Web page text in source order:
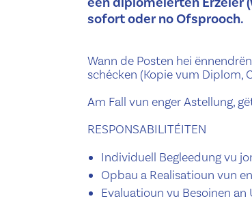
sofort oder no Ofsprooch.
Wann de Posten hei
schécken (Kopie vum Diplom,
Am Fall vun enger Astellung,
RESPONSABILITÉITEN
Individuell Begleedung vu
Opbau a Realisatioun vun
Evaluatioun vu Besoinen